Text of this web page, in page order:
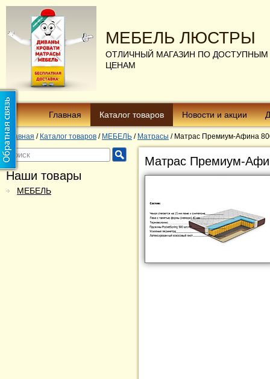
МЕБЕЛЬ ЛЮСТРЫ
ОТЛИЧНЫЙ МАГАЗИН ПО ДОСТУПНЫМ
ЦЕНАМ
Главная Каталог товаров Новости и акции
Главная / Каталог товаров / МЕБЕЛЬ / Матрасы / Матрас Премиум-Афина
Наши товары
МЕБЕЛЬ
Матрас Премиум-